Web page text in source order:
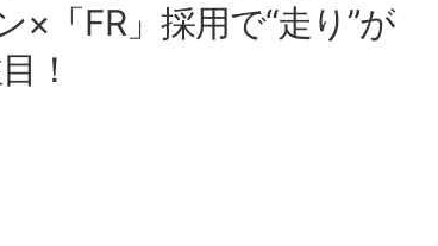
×「FR」採用で“走り”が
！